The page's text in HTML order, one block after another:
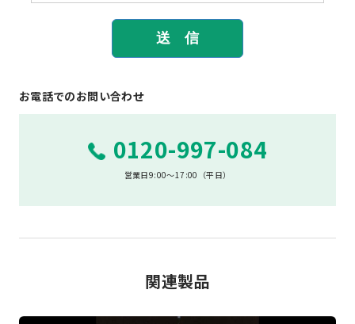
お電話でのお問い合わせ
0120-997-084
営業日9:00～17:00（平日）
関連製品